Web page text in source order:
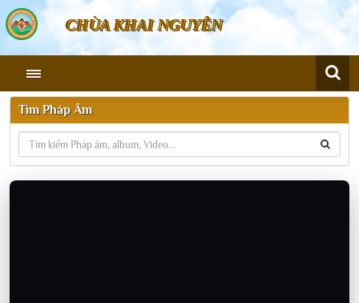
CHÙA KHAI NGUYÊN
Tìm Pháp Âm